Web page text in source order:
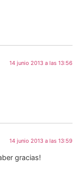
14 junio 2013 a las 13:56
14 junio 2013 a las 13:59
gracias!